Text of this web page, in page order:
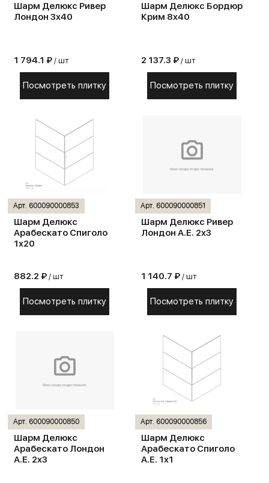
Шарм Делюкс Ривер
Лондон 3х40
1 794.1 ₽ / шт
Посмотреть плитку
Шарм Делюкс Бордюр
Крим 8х40
2 137.3 ₽ / шт
Посмотреть плитку
Арт. 600090000853
Шарм Делюкс
Арабескато Спиголо
1х20
882.2 ₽ / шт
Посмотреть плитку
Арт. 600090000851
Шарм Делюкс Ривер
Лондон А.Е. 2х3
1 140.7 ₽ / шт
Посмотреть плитку
Арт. 600090000850
Шарм Делюкс
Арабескато Лондон
А.Е. 2х3
Арт. 600090000856
Шарм Делюкс
Арабескато Спиголо
А.Е. 1х1